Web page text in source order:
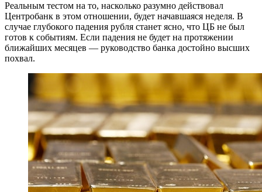
Реальным тестом на то, насколько разумно действовал
Центробанк в этом отношении, будет начавшаяся неделя. В
случае глубокого падения рубля станет ясно, что ЦБ не был
готов к событиям. Если падения не будет на протяжении
ближайших месяцев — руководство банка достойно высших
похвал.